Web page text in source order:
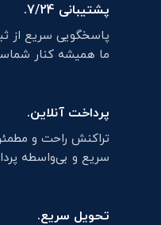
پشتیبانی 7/24.
پاسخگویی سریع از
ما همیشه کنار
پرداخت آنلاین.
تراکنش راحت و
سریع و بی‌واسطه
تحویل سریع.